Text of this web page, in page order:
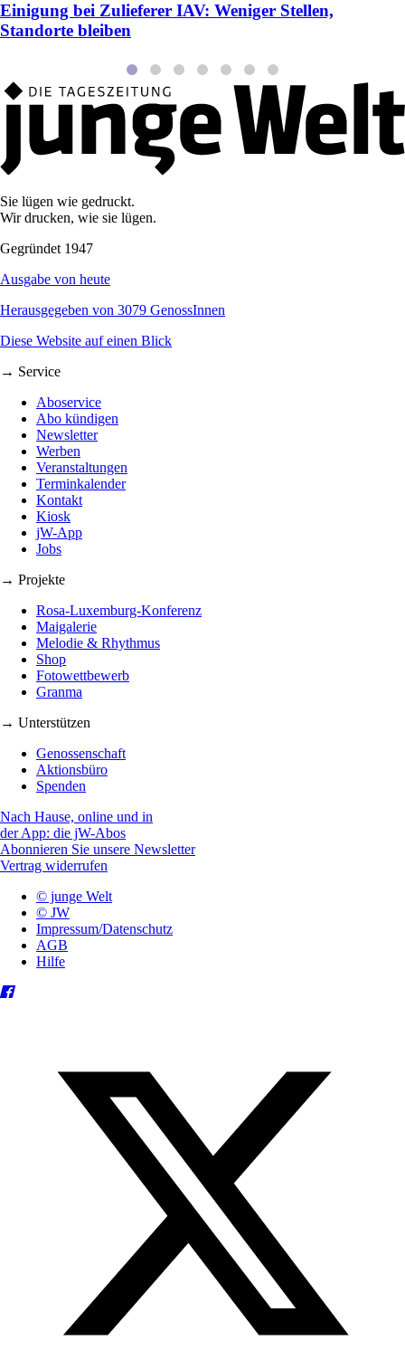
Einigung bei Zulieferer IAV: Weniger Stellen,
Standorte bleiben
Sie lügen wie gedruckt.
Wir drucken, wie sie lügen.
Gegründet 1947
Ausgabe von heute
Herausgegeben von 3079 GenossInnen
Diese Website auf einen Blick
→ Service
Aboservice
Abo kündigen
Newsletter
Werben
Veranstaltungen
Terminkalender
Kontakt
Kiosk
jW-App
Jobs
→ Projekte
Rosa-Luxemburg-Konferenz
Maigalerie
Melodie & Rhythmus
Shop
Fotowettbewerb
Granma
→ Unterstützen
Genossenschaft
Aktionsbüro
Spenden
Nach Hause, online und in
der App: die jW-Abos
Abonnieren Sie unsere Newsletter
Vertrag widerrufen
© junge Welt
© JW
Impressum/Datenschutz
AGB
Hilfe